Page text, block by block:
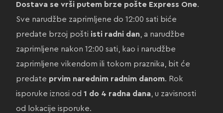
Dostava se vrši putem brze pošte Express One.
Sve narudžbe zaprimljene do 12:00 sati biće
predate brzoj pošti isti radni dan, a narudžbe
zaprimljene nakon 12:00 sati, kao i narudžbe
zaprimljene vikendom ili tokom praznika, bit će
predate prvim narednim radnim danom. Rok
isporuke iznosi od 1 do 4 radna dana, u zavisnosti
od lokacije isporuke.